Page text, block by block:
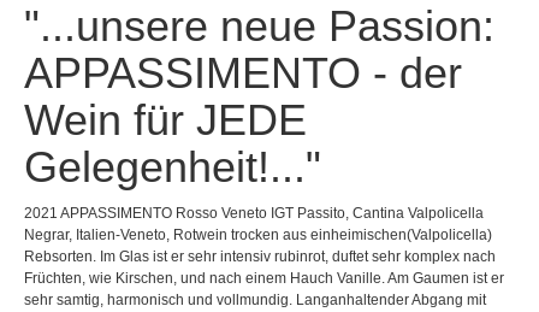
"...unsere neue Passion:
APPASSIMENTO - der
Wein für JEDE
Gelegenheit!..."
2021 APPASSIMENTO Rosso Veneto IGT Passito, Cantina Valpolicella
Negrar, Italien-Veneto, Rotwein trocken aus einheimischen(Valpolicella)
Rebsorten. Im Glas ist er sehr intensiv rubinrot, duftet sehr komplex nach
Früchten, wie Kirschen, und nach einem Hauch Vanille. Am Gaumen ist er
sehr samtig, harmonisch und vollmundig. Langanhaltender Abgang mit